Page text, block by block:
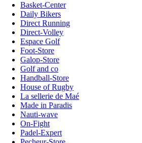
Basket-Center
Daily Bikers
Direct Running
Direct-Volley
Espace Golf
Foot-Store
Galop-Store
Golf and co
Handball-Store
House of Rugby
La sellerie de Maé
Made in Paradis
Nauti-wave
On-Fight
Padel-Expert